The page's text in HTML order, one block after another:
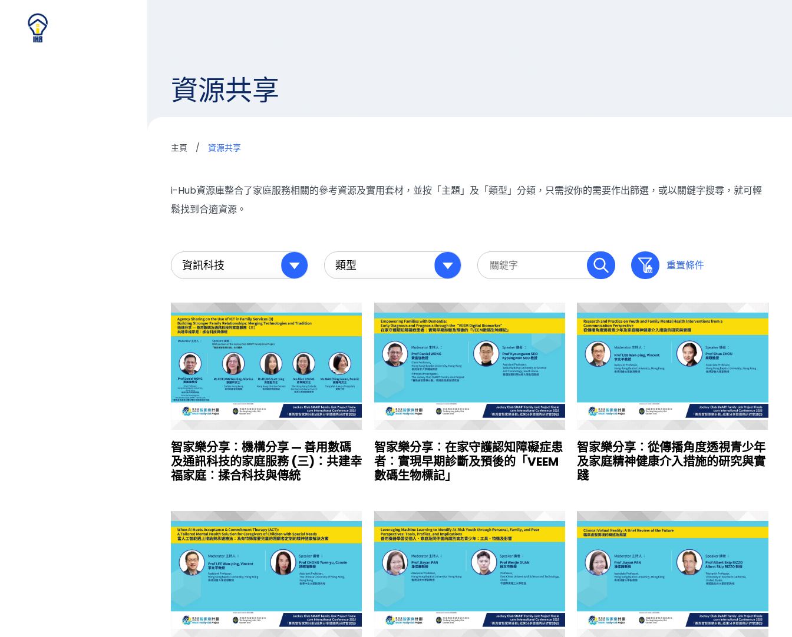
資源共享
主頁 / 資源共享
i-Hub資源庫整合了家庭服務相關的參考資源及實用套材，並按「主題」及「類型」分類，只需按你的需要作出篩選，或以關鍵字搜尋，就可輕
鬆找到合適資源。
重置條件
智家樂分享︰機構分享 — 善用數碼
及通訊科技的家庭服務 (三)：共建幸
福家庭︰揉合科技與傳統
智家樂分享︰在家守護認知障礙症患
者︰實現早期診斷及預後的「VEEM
數碼生物標記」
智家樂分享︰從傳播角度透視青少年
及家庭精神健康介入措施的研究與實
踐